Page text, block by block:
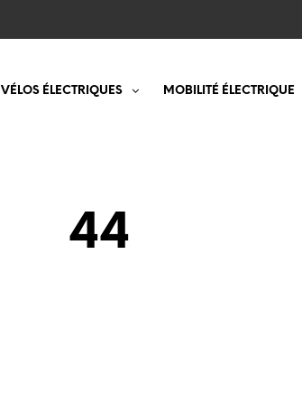
VÉLOS ÉLECTRIQUES MOBILITÉ ÉLECTRIQUE
44